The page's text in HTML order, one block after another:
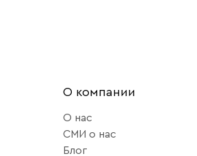
О компании
О нас
СМИ о нас
Блог